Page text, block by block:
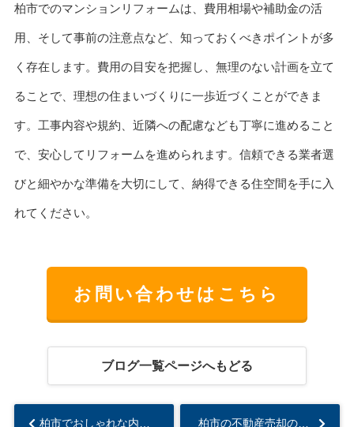
柏市でのマンションリフォームは、費用相場や補助金の活
用、そして事前の注意点など、知っておくべきポイントが多
く存在します。費用の目安を把握し、無理のない計画を立て
ることで、理想の住まいづくりに一歩近づくことができま
す。工事内容や規約、近隣への配慮なども丁寧に進めること
で、安心してリフォームを進められます。信頼できる業者選
びと細やかな準備を大切にして、納得できる住空間を手に入
れてください。
お問い合わせはこちら
ブログ一覧ページへもどる